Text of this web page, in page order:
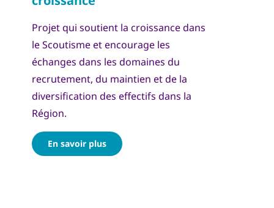
Projet qui soutient la croissance dans
le Scoutisme et encourage les
échanges dans les domaines du
recrutement, du maintien et de la
diversification des effectifs dans la
Région.
En savoir plus